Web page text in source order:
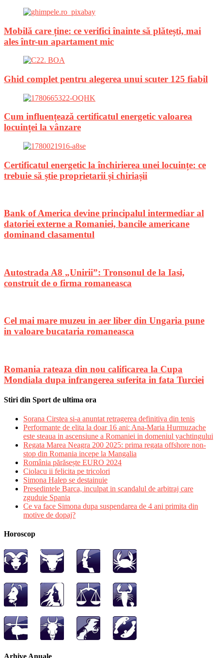
Mobilă care ține: ce verifici înainte să plătești, mai
ales într-un apartament mic
Ghid complet pentru alegerea unui scuter 125 fiabil
Cum influențează certificatul energetic valoarea
locuinței la vânzare
Certificatul energetic la închirierea unei locuințe: ce
trebuie să știe proprietarii și chiriașii
Bank of America devine principalul intermediar al
datoriei externe a Romaniei, bancile americane
dominand clasamentul
Autostrada A8 „Unirii”: Tronsonul de la Iasi,
construit de o firma romaneasca
Cel mai mare muzeu in aer liber din Ungaria pune
in valoare bucataria romaneasca
Romania rateaza din nou calificarea la Cupa
Mondiala dupa infrangerea suferita in fata Turciei
Stiri din Sport de ultima ora
Sorana Cirstea si-a anuntat retragerea definitiva din tenis
Performante de elita la doar 16 ani: Ana-Maria Hurmuzache
este steaua in ascensiune a Romaniei in domeniul yachtingului
Regata Marea Neagra 200 2025: prima regata offshore non-
stop din Romania incepe la Mangalia
România părăsește EURO 2024
Ciolacu ii felicita pe tricolori
Simona Halep se destainuie
Presedintele Barca, inculpat in scandalul de arbitraj care
zguduie Spania
Ce va face Simona dupa suspendarea de 4 ani primita din
motive de dopaj?
Horoscop
Arhive Anuale